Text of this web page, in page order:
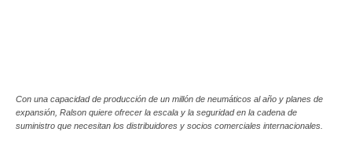
Con una capacidad de producción de un millón de neumáticos al año y planes de
expansión, Ralson quiere ofrecer la escala y la seguridad en la cadena de
suministro que necesitan los distribuidores y socios comerciales internacionales.